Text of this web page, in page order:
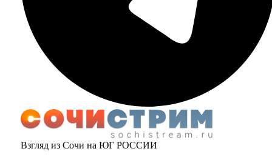
Взгляд из Сочи на ЮГ РОССИИ